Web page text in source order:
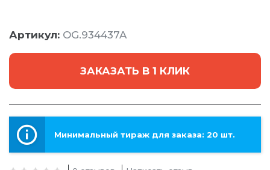
Артикул: OG.934437A
ЗАКАЗАТЬ В 1 КЛИК
Минимальный тираж для заказа: 20 шт.